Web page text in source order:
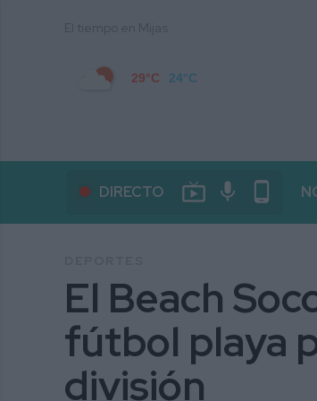
29°C 24°C
DIRECTO live_tv mic phone_android
El Beach
fútbol playa
división